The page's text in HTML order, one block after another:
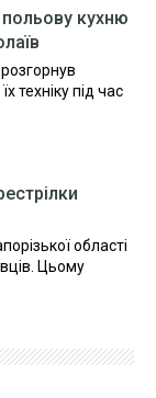
кухню
техніку під час
області
Цьому